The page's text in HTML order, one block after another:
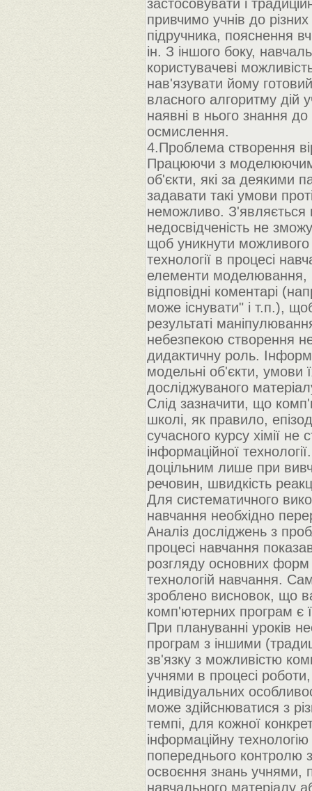
застосовувати і
привчимо учнів до
підручника, пояснення
ін. З іншого боку,
користувачеві
нав'язувати йому
власного алгоритму дій
наявні в нього знання
осмислення.
4.Проблема створення
Працюючи з
об'єкти, які за деякими
задавати такі умови
неможливо. З'являється
недосвідченість не
щоб уникнути можливого
технології в процесі
елементи моделювання,
відповідні коментарі
може існувати" і т.п.),
результаті
небезпекою створення
дидактичну роль.
модельні об'єкти, умови
досліджуваного
Слід зазначити, що
школі, як правило,
сучасного курсу хімії
інформаційної
доцільним лише при
речовин, швидкість
Для систематичного
навчання необхідно
Аналіз досліджень з
процесі навчання
розгляду основних форм
технологій навчання.
зроблено висновок, що
комп'ютерних програм є
При плануванні уроків
програм з іншими
зв'язку з можливістю
учнями в процесі
індивідуальних
може здійснюватися з
темпі, для кожної
інформаційну
попереднього контролю
освоєння знань учнями,
навчального матеріалу